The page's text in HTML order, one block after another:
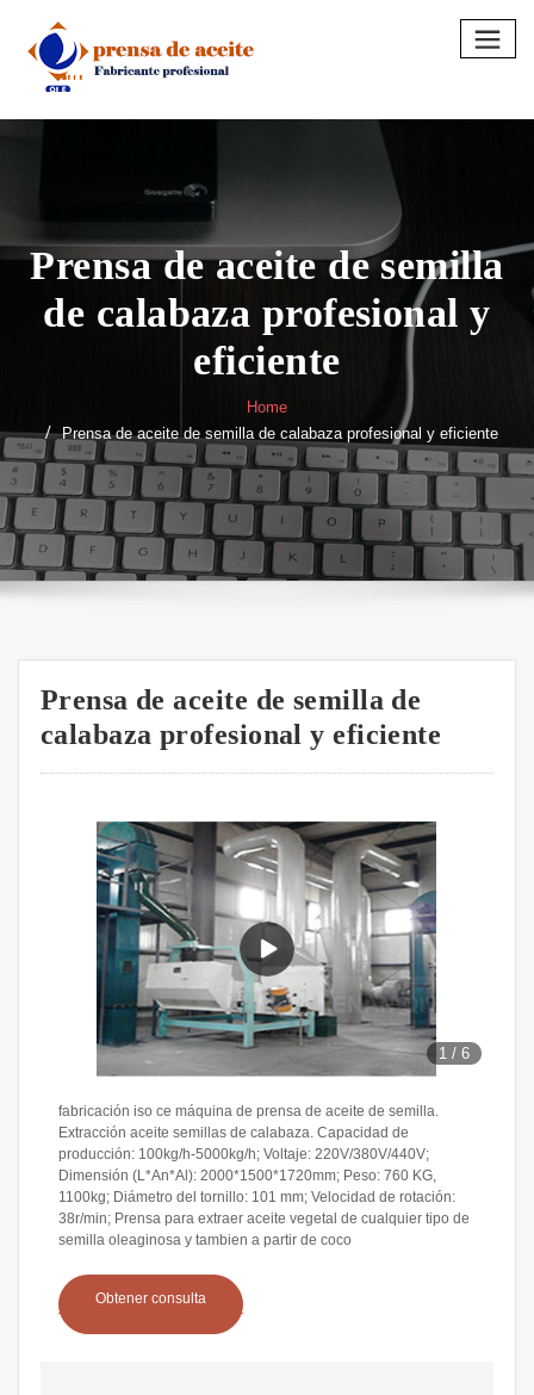
content
Prensa de aceite de semilla
de calabaza profesional y
eficiente
Home
Prensa de aceite de semilla de calabaza profesional y eficiente
Prensa de aceite de semilla de
calabaza profesional y eficiente
1 /6
fabricación iso ce máquina de prensa de aceite de semilla.
Extracción aceite semillas de calabaza. Capacidad de
producción: 100kg/h-5000kg/h; Voltaje: 220V/380V/440V;
Dimensión (L*An*Al): 2000*1500*1720mm; Peso: 760 KG,
1100kg; Diámetro del tornillo: 101 mm; Velocidad de rotación:
38r/min; Prensa para extraer aceite vegetal de cualquier tipo de
semilla oleaginosa y tambien a partir de coco
Obtener consulta